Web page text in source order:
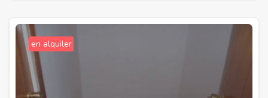
en alquiler